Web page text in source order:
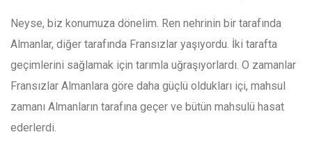
Neyse, biz konumuza dönelim. Ren nehrinin bir tarafında
Almanlar, diğer tarafında Fransızlar yaşıyordu. İki tarafta
geçimlerini sağlamak için tarımla uğraşıyorlardı. O zamanlar
Fransızlar Almanlara göre daha güçlü oldukları içi, mahsul
zamanı Almanların tarafına geçer ve bütün mahsulü hasat
ederlerdi.